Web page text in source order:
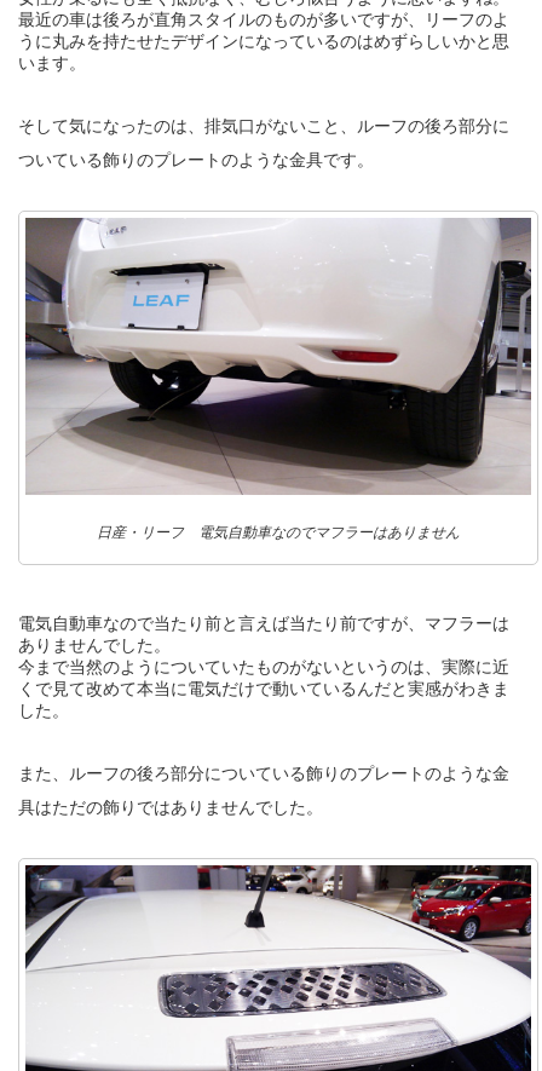
最近の車は後ろが直角スタイルのものが多いですが、リーフのよ
うに丸みを持たせたデザインになっているのはめずらしいかと思
います。
そして気になったのは、排気口がないこと、ルーフの後ろ部分に
ついている飾りのプレートのような金具です。
日産・リーフ 電気自動車なのでマフラーはありません
電気自動車なので当たり前と言えば当たり前ですが、マフラーは
ありませんでした。
今まで当然のようについていたものがないというのは、実際に近
くで見て改めて本当に電気だけで動いているんだと実感がわきま
した。
また、ルーフの後ろ部分についている飾りのプレートのような金
具はただの飾りではありませんでした。